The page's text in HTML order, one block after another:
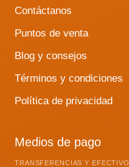
Contáctanos
Puntos de venta
Blog y consejos
Términos y condiciones
Política de privacidad
Medios de pago
TRANSFERENCIAS Y EFECTIVO